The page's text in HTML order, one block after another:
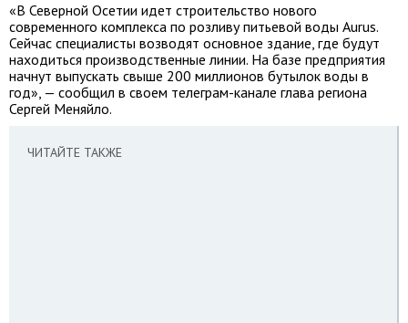
«В Северной Осетии идет строительство нового
современного комплекса по розливу питьевой воды Aurus.
Сейчас специалисты возводят основное здание, где будут
находиться производственные линии. На базе предприятия
начнут выпускать свыше 200 миллионов бутылок воды в
год», — сообщил в своем телеграм-канале глава региона
Сергей Меняйло.
ЧИТАЙТЕ ТАКЖЕ